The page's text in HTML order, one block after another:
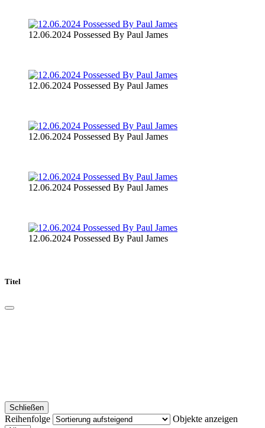
12.06.2024 Possessed By Paul James
12.06.2024 Possessed By Paul James
12.06.2024 Possessed By Paul James
12.06.2024 Possessed By Paul James
12.06.2024 Possessed By Paul James
Titel
Schließen
Reihenfolge Objekte anzeigen